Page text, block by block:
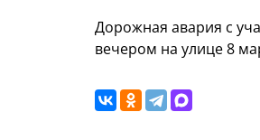
Дорожная авария с
вечером на улице 8